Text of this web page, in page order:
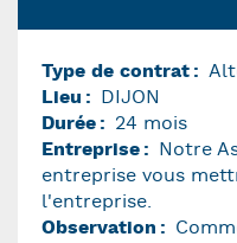
Type de contrat
Lieu
DIJON
Durée
24 mois
Entreprise
Notre
entreprise vous
l'entreprise.
Observation